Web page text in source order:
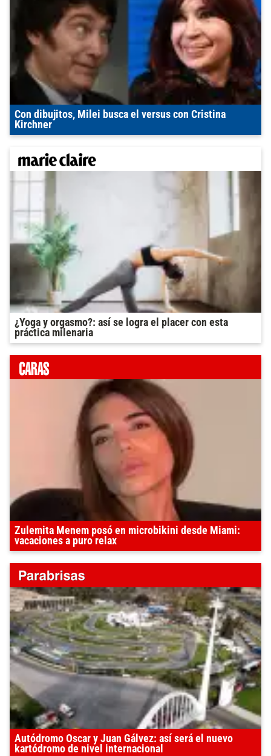
Con dibujitos, Milei busca el versus con Cristina
Kirchner
¿Yoga y orgasmo?: así se logra el placer con esta
práctica milenaria
Zulemita Menem posó en microbikini desde Miami:
vacaciones a puro relax
Autódromo Oscar y Juan Gálvez: así será el nuevo
kartódromo de nivel internacional